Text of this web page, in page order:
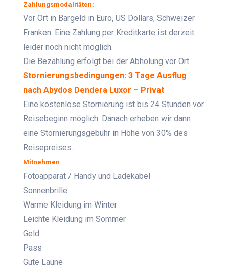
Zahlungsmodalitäten:
Vor Ort in Bargeld in Euro, US Dollars, Schweizer
Franken. Eine Zahlung per Kreditkarte ist derzeit
leider noch nicht möglich.
Die Bezahlung erfolgt bei der Abholung vor Ort.
Stornierungsbedingungen: 3 Tage Ausflug
nach Abydos Dendera Luxor – Privat
Eine kostenlose Stornierung ist bis 24 Stunden vor
Reisebeginn möglich. Danach erheben wir dann
eine Stornierungsgebühr in Höhe von 30% des
Reisepreises.
Mitnehmen
Fotoapparat / Handy und Ladekabel
Sonnenbrille
Warme Kleidung im Winter
Leichte Kleidung im Sommer
Geld
Pass
Gute Laune